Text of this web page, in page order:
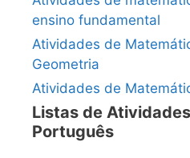
ensino fundamental
Atividades de
Geometria
Atividades de
Listas de
Português